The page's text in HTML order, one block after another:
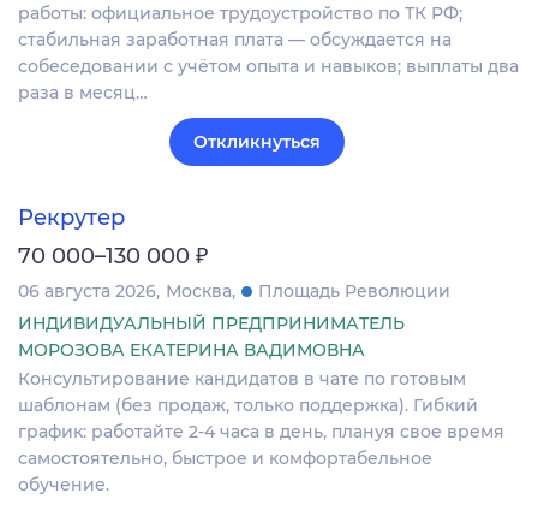
работы: официальное трудоустройство по ТК РФ;
стабильная заработная плата — обсуждается на
собеседовании с учётом опыта и навыков; выплаты два
раза в месяц…
Откликнуться
Рекрутер
70 000–130 000 ₽
06 августа 2026 Москва
Площадь Революции
ИНДИВИДУАЛЬНЫЙ ПРЕДПРИНИМАТЕЛЬ
МОРОЗОВА ЕКАТЕРИНА ВАДИМОВНА
Консультирование кандидатов в чате по готовым
шаблонам (без продаж, только поддержка). Гибкий
график: работайте 2-4 часа в день, плануя свое время
самостоятельно, быстрое и комфортабельное
обучение.